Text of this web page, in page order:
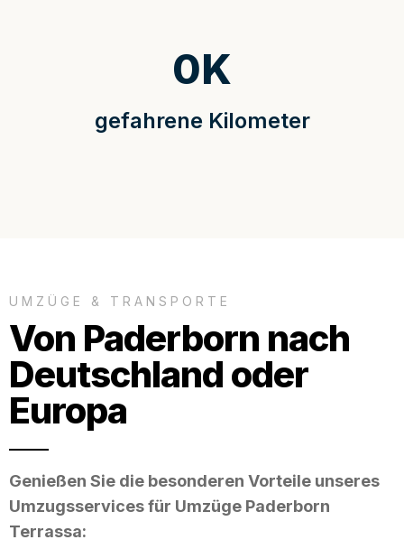
gefahrene Kilometer
0K
UMZÜGE & TRANSPORTE
Von Paderborn nach
Deutschland oder
Europa
Genießen Sie die besonderen Vorteile unseres
Umzugsservices für Umzüge Paderborn
Terrassa: